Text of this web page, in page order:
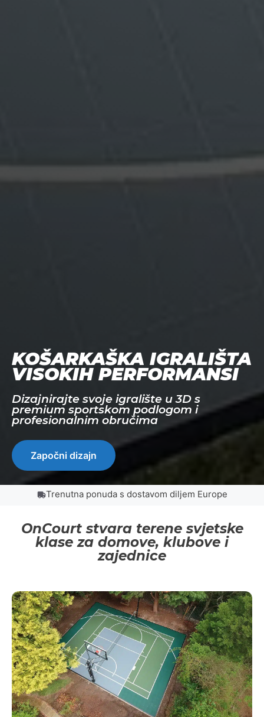
KOŠARKAŠKA IGRALIŠTA
VISOKIH PERFORMANSI
Dizajnirajte svoje igralište u 3D s
premium sportskom podlogom i
profesionalnim obručima
Započni dizajn
Trenutna ponuda s dostavom diljem Europe
OnCourt stvara terene svjetske
klase za domove, klubove i
zajednice